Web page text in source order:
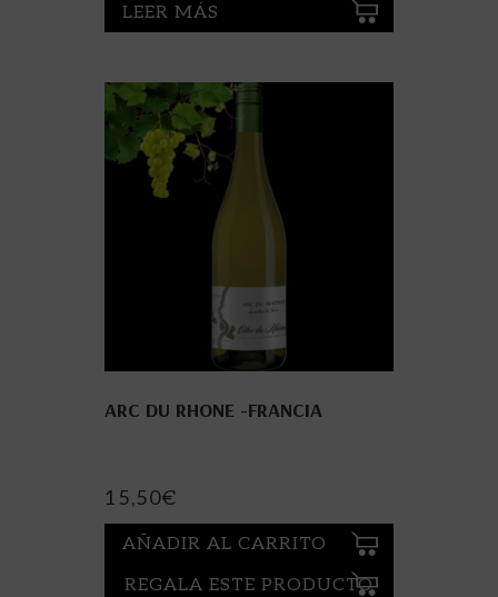
LEER MÁS
ARC DU RHONE -FRANCIA
15,50€
AÑADIR AL CARRITO
REGALA ESTE PRODUCTO